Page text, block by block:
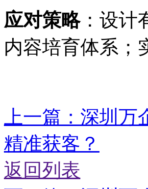
应对策略：设计
内容培育体系；
上一篇：深圳
精准获客？
返回列表